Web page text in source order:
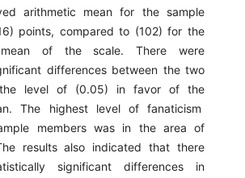
arithmetic mean for the sample
points, compared to (102) for the
mean of the scale. There were
differences between the two
level of (0.05) in favor of the
The highest level of fanaticism
members was in the area of
results also indicated that there
significant differences in